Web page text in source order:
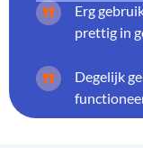
Erg
prettig in
Degelijk